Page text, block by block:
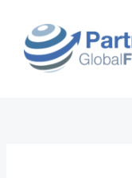
contenido